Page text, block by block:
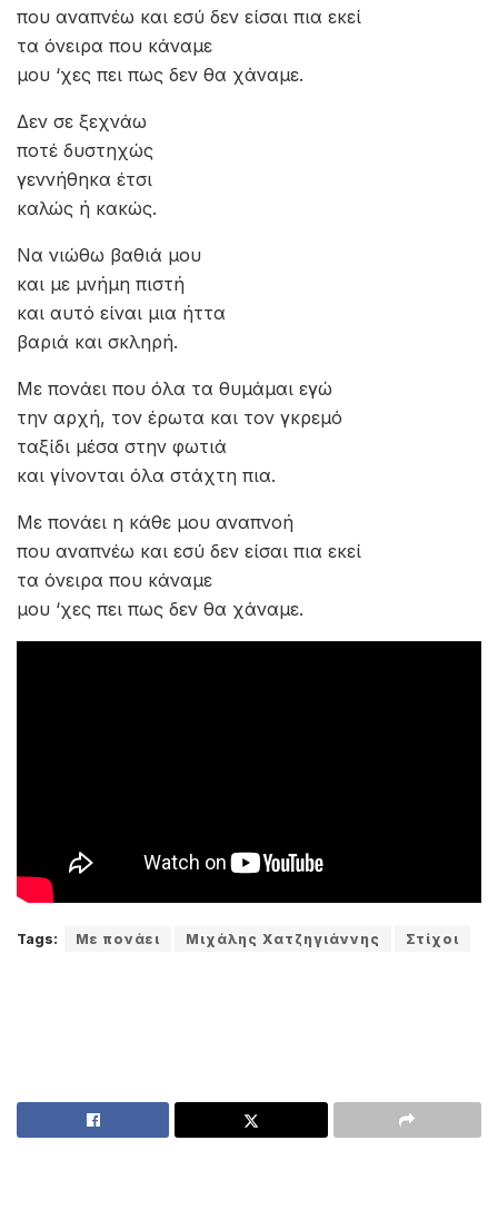
που αναπνέω και εσύ δεν είσαι πια εκεί
τα όνειρα που κάναμε
μου ‘χες πει πως δεν θα χάναμε.
Δεν σε ξεχνάω
ποτέ δυστηχώς
γεννήθηκα έτσι
καλώς ή κακώς.
Να νιώθω βαθιά μου
και με μνήμη πιστή
και αυτό είναι μια ήττα
βαριά και σκληρή.
Με πονάει που όλα τα θυμάμαι εγώ
την αρχή, τον έρωτα και τον γκρεμό
ταξίδι μέσα στην φωτιά
και γίνονται όλα στάχτη πια.
Με πονάει η κάθε μου αναπνοή
που αναπνέω και εσύ δεν είσαι πια εκεί
τα όνειρα που κάναμε
μου ‘χες πει πως δεν θα χάναμε.
Tags: Με πονάει Μιχάλης Χατζηγιάννης Στίχοι